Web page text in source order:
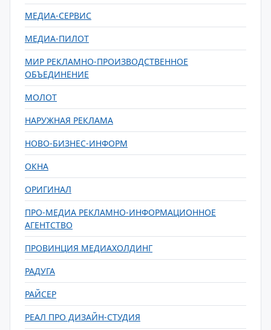
МЕДИА-СЕРВИС
МЕДИА-ПИЛОТ
МИР РЕКЛАМНО-ПРОИЗВОДСТВЕННОЕ
ОБЪЕДИНЕНИЕ
МОЛОТ
НАРУЖНАЯ РЕКЛАМА
НОВО-БИЗНЕС-ИНФОРМ
ОКНА
ОРИГИНАЛ
ПРО-МЕДИА РЕКЛАМНО-ИНФОРМАЦИОННОЕ
АГЕНТСТВО
ПРОВИНЦИЯ МЕДИАХОЛДИНГ
РАДУГА
РАЙСЕР
РЕАЛ ПРО ДИЗАЙН-СТУДИЯ